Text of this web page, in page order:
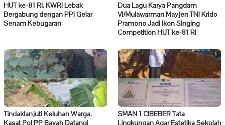
HUT ke-81 RI, KWRI Lebak
Bergabung dengan PPI Gelar
Senam Kebugaran
Dua Lagu Karya Pangdam
VI/Mulawarman Mayjen TNI Krido
Pramono Jadi Ikon Singing
Competition HUT ke-81 RI
Tindaklanjuti Keluhan Warga,
SMAN 1 CIBEBER Tata